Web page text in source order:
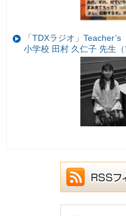
「TDXラジオ」
小学校 田村 久仁子 先生